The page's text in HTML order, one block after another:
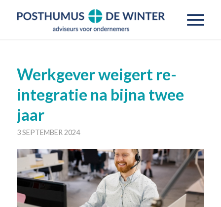
Werkgever weigert re-
integratie na bijna twee
jaar
3 SEPTEMBER 2024